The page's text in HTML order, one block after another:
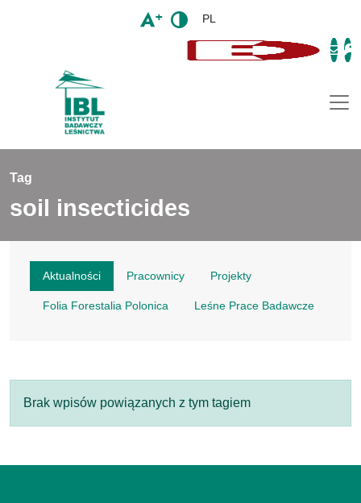
PL
Tag
soil insecticides
Aktualności Pracownicy Projekty
Folia Forestalia Polonica Leśne Prace Badawcze
Brak wpisów powiązanych z tym tagiem